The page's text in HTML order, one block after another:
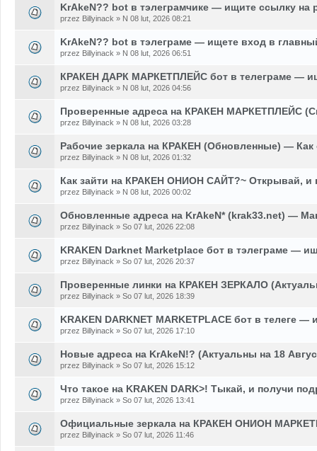
KrAkeN?? bot в тэлеграмчике — ищите ссылку на
przez Billyinack » N 08 lut, 2026 08:21
KrAkeN?? bot в тэлеграме — ищете вход в
przez Billyinack » N 08 lut, 2026 06:51
КРАКЕН ДАРК МАРКЕТПЛЕЙС бот в телеграме —
przez Billyinack » N 08 lut, 2026 04:56
Проверенные адреса на КРАКЕН МАРКЕТПЛЕЙС
przez Billyinack » N 08 lut, 2026 03:28
Рабочие зеркала на КРАКЕН (Обновленные) — Как
przez Billyinack » N 08 lut, 2026 01:32
Как зайти на КРАКЕН ОНИОН САЙТ?~ Открывай, и
przez Billyinack » N 08 lut, 2026 00:02
Обновленные адреса на KrAkeN* (krak33.net) —
przez Billyinack » So 07 lut, 2026 22:08
KRAKEN Darknet Marketplace бот в тэлеграме —
przez Billyinack » So 07 lut, 2026 20:37
Проверенные линки на КРАКЕН ЗЕРКАЛО
przez Billyinack » So 07 lut, 2026 18:39
KRAKEN DARKNET MARKETPLACE бот в телеге
przez Billyinack » So 07 lut, 2026 17:10
Новые адреса на KrAkeN!? (Актуальны на 18
przez Billyinack » So 07 lut, 2026 15:12
Что такое на KRAKEN DARK>! Тыкай, и получи
przez Billyinack » So 07 lut, 2026 13:41
Официальные зеркала на КРАКЕН ОНИОН
przez Billyinack » So 07 lut, 2026 11:46